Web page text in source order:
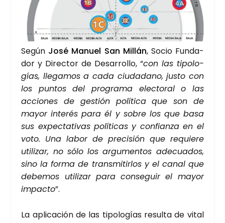
Según José Manuel San Millán, Socio Fun­da­
dor y Direc­tor de Desa­rro­llo, “con las tipo­lo­
gías, lle­ga­mos a cada ciu­da­dano, jus­to con
los pun­tos del pro­gra­ma elec­to­ral o las
accio­nes de ges­tión polí­ti­ca que son de
mayor inte­rés para él y sobre los que basa
sus expec­ta­ti­vas polí­ti­cas y con­fian­za en el
voto. Una labor de pre­ci­sión que requie­re
uti­li­zar, no sólo los argu­men­tos ade­cua­dos,
sino la for­ma de trans­mi­tir­los y el canal que
debe­mos uti­li­zar para con­se­guir el mayor
impac­to”.
La apli­ca­ción de las tipo­lo­gías resul­ta de vital